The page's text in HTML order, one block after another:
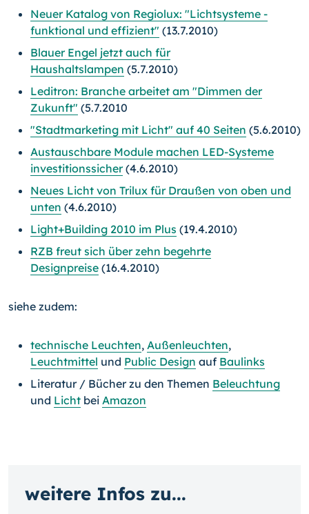
Neuer Katalog von Regiolux: "Lichtsysteme -
funktional und effizient" (13.7.2010)
Blauer Engel jetzt auch für
Haushaltslampen (5.7.2010)
Leditron: Branche arbeitet am "Dimmen der
Zukunft" (5.7.2010
"Stadtmarketing mit Licht" auf 40 Seiten (5.6.2010)
Austauschbare Module machen LED-Systeme
investitionssicher(4.6.2010)
Neues Licht von Trilux für Draußen von oben und
unten (4.6.2010)
Light+Building 2010 im Plus (19.4.2010)
RZB freut sich über zehn begehrte
Designpreise (16.4.2010)
siehe zudem:
technische Leuchten, Außenleuchten,
Leuchtmittel und Public Design auf Baulinks
Literatur / Bücher zu den Themen Beleuchtung
und Licht bei Amazon
weitere Infos zu...